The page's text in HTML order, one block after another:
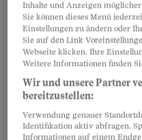
Verdacht, wenn die
chronischen
Atomkraftwerken
Partnerinhalte
Inhalte und Anzeigen
Sie können dieses Menü
Einstellungen zu ändern oder
Sie auf den Link
Webseite klicken. Ihre
Weitere Informationen finden
Wir und unsere Partner
bereitzustellen:
Verwendung genauer
Identifikation aktiv abfragen.
Informationen auf einem